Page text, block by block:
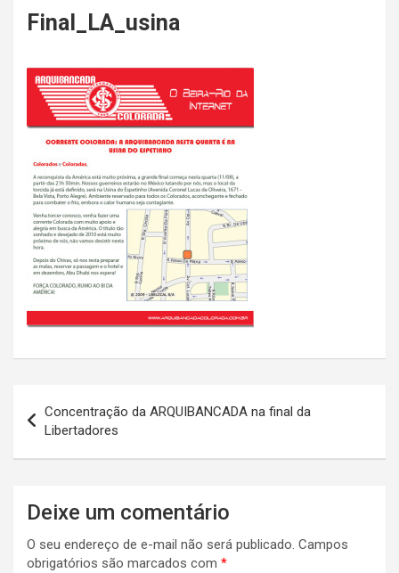
Final_LA_usina
de
Post
Concentração da ARQUIBANCADA na final da
Libertadores
Deixe um comentário
O seu endereço de e-mail não será publicado. Campos
obrigatórios são marcados com *